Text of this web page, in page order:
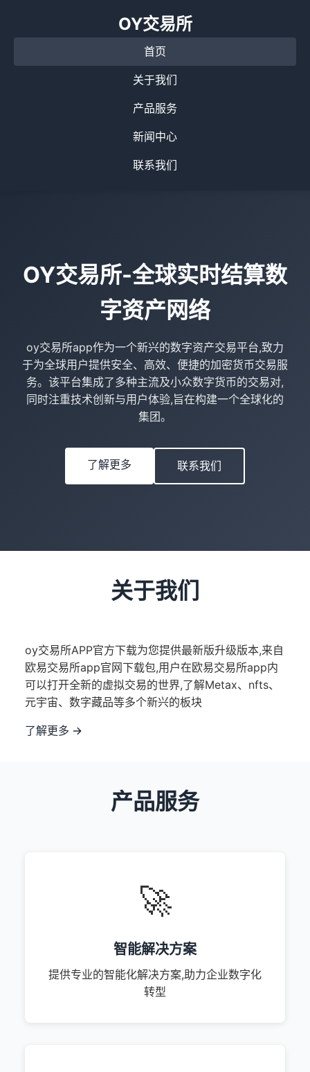
OY交易所
首页
关于我们
产品服务
新闻中心
联系我们
OY交易所-全球实时结算数
字资产网络
oy交易所app作为一个新兴的数字资产交易平台,致力
于为全球用户提供安全、高效、便捷的加密货币交易服
务。该平台集成了多种主流及小众数字货币的交易对,
同时注重技术创新与用户体验,旨在构建一个全球化的
集团。
了解更多 联系我们
关于我们
oy交易所APP官方下载为您提供最新版升级版本,来自
欧易交易所app官网下载包,用户在欧易交易所app内
可以打开全新的虚拟交易的世界,了解Metax、nfts、
元宇宙、数字藏品等多个新兴的板块
了解更多 →
产品服务
🚀
智能解决方案
提供专业的智能化解决方案,助力企业数字化
转型